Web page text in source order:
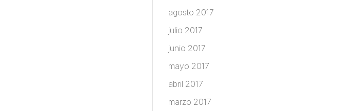
agosto 2017
julio 2017
junio 2017
mayo 2017
abril 2017
marzo 2017